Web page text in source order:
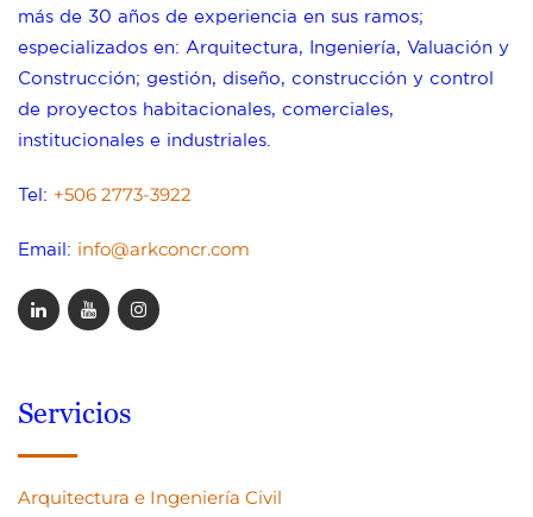
más de 30 años de experiencia en sus ramos;
especializados en: Arquitectura, Ingeniería, Valuación y
Construcción; gestión, diseño, construcción y control
de proyectos habitacionales, comerciales,
institucionales e industriales.
Tel: +506 2773-3922
Email: info@arkconcr.com
Servicios
Arquitectura e Ingeniería Civil